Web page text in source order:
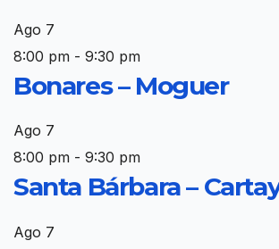
Ago 7
8:00 pm - 9:30 pm
Bonares – Moguer
Ago 7
8:00 pm - 9:30 pm
Santa Bárbara –
Ago 7